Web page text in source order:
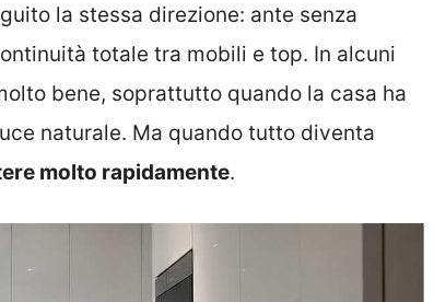
la stessa direzione: ante senza
totale tra mobili e top. In alcuni
bene, soprattutto quando la casa ha
naturale. Ma quando tutto diventa
molto rapidamente.